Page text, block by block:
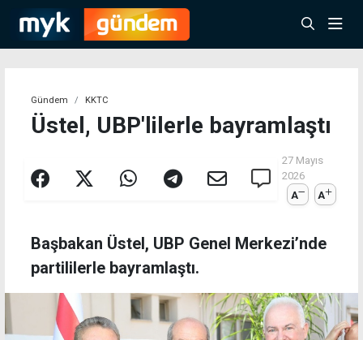
Gündem KKTC
Üstel, UBP'lilerle bayramlaştı
27 Mayıs
2026
A
A
Başbakan Üstel, UBP Genel Merkezi’nde
partililerle bayramlaştı.